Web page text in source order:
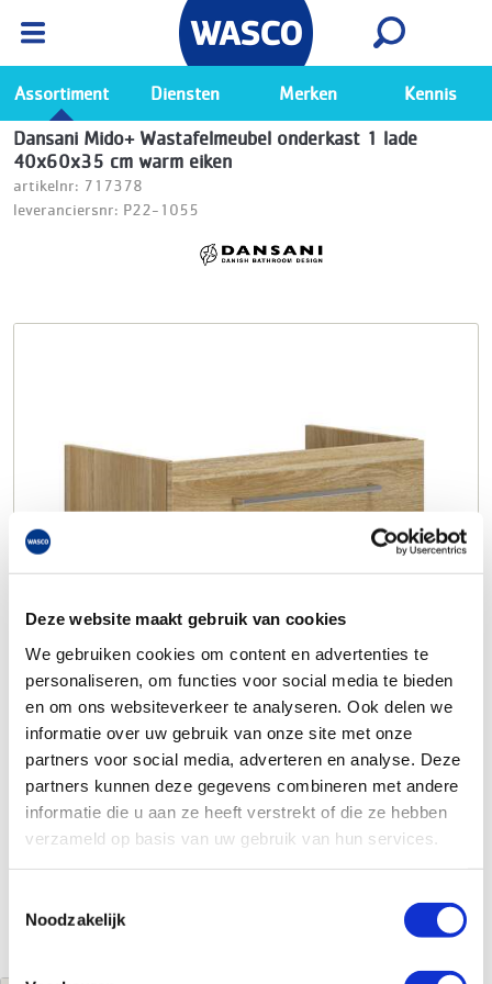
Deze website maakt gebruik van cookies
We gebruiken cookies om content en advertenties te
personaliseren, om functies voor social media te bieden
en om ons websiteverkeer te analyseren. Ook delen we
informatie over uw gebruik van onze site met onze
partners voor social media, adverteren en analyse. Deze
partners kunnen deze gegevens combineren met andere
informatie die u aan ze heeft verstrekt of die ze hebben
verzameld op basis van uw gebruik van hun services.
Noodzakelijk
Ga naar de Wasco app
Bekijk
Assortiment Diensten Merken Kennis
Dansani Mido+ Wastafelmeubel onderkast 1 lade
40x60x35 cm warm eiken
artikelnr: 717378
leveranciersnr: P22-1055